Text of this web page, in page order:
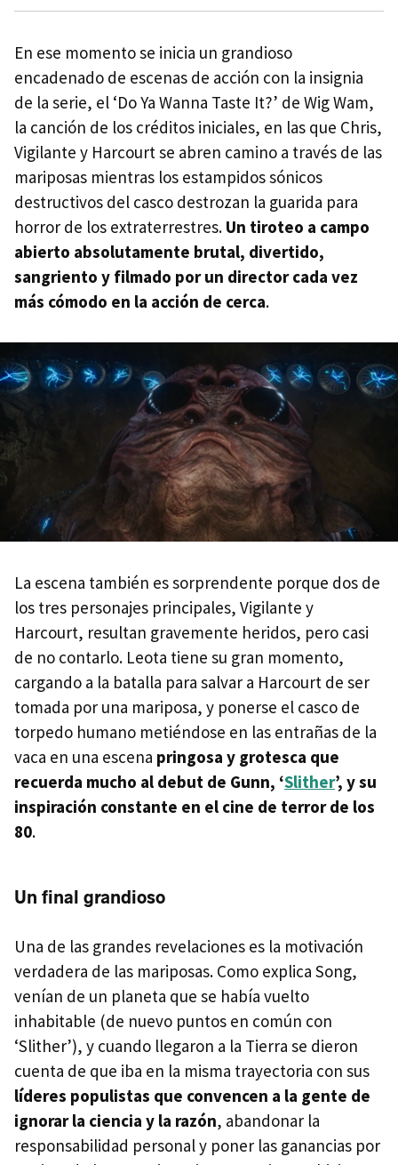
En ese momento se inicia un grandioso
encadenado de escenas de acción con la insignia
de la serie, el ‘Do Ya Wanna Taste It?’ de Wig Wam,
la canción de los créditos iniciales, en las que Chris,
Vigilante y Harcourt se abren camino a través de las
mariposas mientras los estampidos sónicos
destructivos del casco destrozan la guarida para
horror de los extraterrestres. Un tiroteo a campo
abierto absolutamente brutal, divertido,
sangriento y filmado por un director cada vez
más cómodo en la acción de cerca.
La escena también es sorprendente porque dos de
los tres personajes principales, Vigilante y
Harcourt, resultan gravemente heridos, pero casi
de no contarlo. Leota tiene su gran momento,
cargando a la batalla para salvar a Harcourt de ser
tomada por una mariposa, y ponerse el casco de
torpedo humano metiéndose en las entrañas de la
vaca en una escena pringosa y grotesca que
recuerda mucho al debut de Gunn, ‘Slither’, y su
inspiración constante en el cine de terror de los
80.
Un final grandioso
Una de las grandes revelaciones es la motivación
verdadera de las mariposas. Como explica Song,
venían de un planeta que se había vuelto
inhabitable (de nuevo puntos en común con
‘Slither’), y cuando llegaron a la Tierra se dieron
cuenta de que iba en la misma trayectoria con sus
líderes populistas que convencen a la gente de
ignorar la ciencia y la razón, abandonar la
responsabilidad personal y poner las ganancias por